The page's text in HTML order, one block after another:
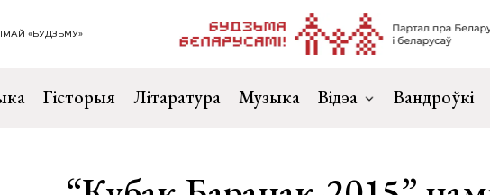
«БУДЗЬМУ»
Гісторыя Літаратура Музыка Відэа Вандроўкі